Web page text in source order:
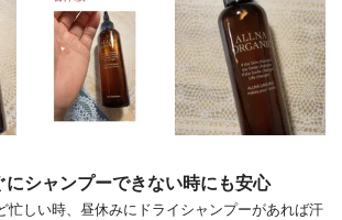
シャンプーできない時にも安心
忙しい時、昼休みにドライシャンプーがあれば汗